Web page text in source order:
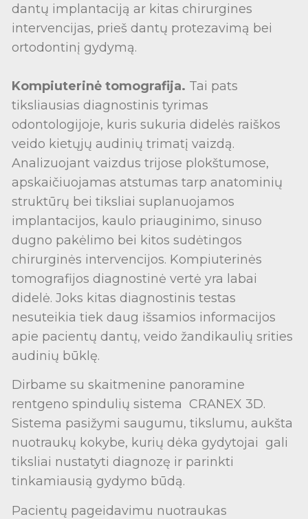
dantų implantaciją ar kitas chirurgines
intervencijas, prieš dantų protezavimą bei
ortodontinį gydymą.
Kompiuterinė tomografija. Tai pats
tiksliausias diagnostinis tyrimas
odontologijoje, kuris sukuria didelės raiškos
veido kietųjų audinių trimatį vaizdą.
Analizuojant vaizdus trijose plokštumose,
apskaičiuojamas atstumas tarp anatominių
struktūrų bei tiksliai suplanuojamos
implantacijos, kaulo priauginimo, sinuso
dugno pakėlimo bei kitos sudėtingos
chirurginės intervencijos. Kompiuterinės
tomografijos diagnostinė vertė yra labai
didelė. Joks kitas diagnostinis testas
nesuteikia tiek daug išsamios informacijos
apie pacientų dantų, veido žandikaulių srities
audinių būklę.
Dirbame su skaitmenine panoramine
rentgeno spindulių sistema CRANEX 3D.
Sistema pasižymi saugumu, tikslumu, aukšta
nuotraukų kokybe, kurių dėka gydytojai gali
tiksliai nustatyti diagnozę ir parinkti
tinkamiausią gydymo būdą.
Pacientų pageidavimu nuotraukas